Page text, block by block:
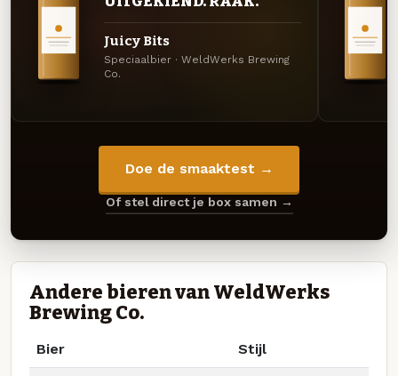
Juicy Bits
Speciaalbier · WeldWerks Brewing
Co.
Doe de smaaktest →
Of stel direct je box samen →
Andere bieren van WeldWerks
Brewing Co.
Bier Stijl